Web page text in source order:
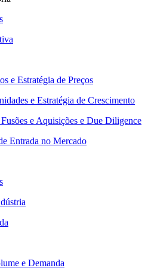
e Estratégia de Preços
e Estratégia de Crescimento
e Aquisições e Due Diligence
Entrada no Mercado
e Demanda